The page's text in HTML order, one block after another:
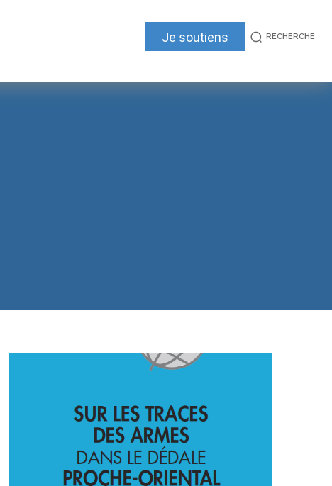
Je soutiens RECHERCHE